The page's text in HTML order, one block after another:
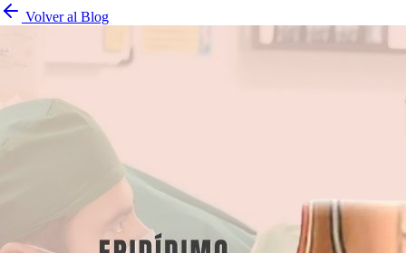
Volver al Blog